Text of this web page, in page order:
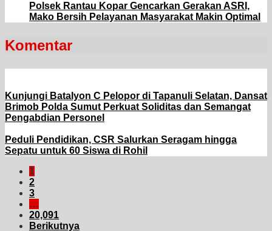
Polsek Rantau Kopar Gencarkan Gerakan ASRI,
Mako Bersih Pelayanan Masyarakat Makin Optimal
Komentar
Kunjungi Batalyon C Pelopor di Tapanuli Selatan, Dansat
Brimob Polda Sumut Perkuat Soliditas dan Semangat
Pengabdian Personel
Peduli Pendidikan, CSR Salurkan Seragam hingga
Sepatu untuk 60 Siswa di Rohil
1
2
3
…
20,091
Berikutnya